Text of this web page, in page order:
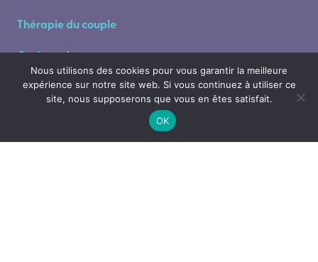
Thérapie du couple
Ostéopathe
Praticienne Hypnose – Enfants & Adolescents
Naturopathie – Auriculo réflexologie – Massages bien-
Nous utilisons des cookies pour vous garantir la meilleure
expérience sur notre site web. Si vous continuez à utiliser ce
site, nous supposerons que vous en êtes satisfait.
OK